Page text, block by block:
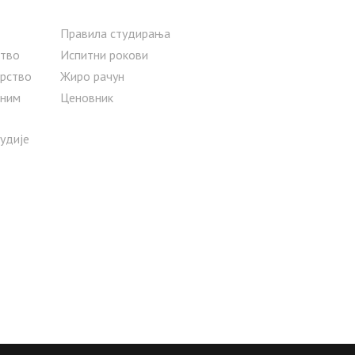
Правила студирања
Испитни рокови
Жиро рачун
Ценовник